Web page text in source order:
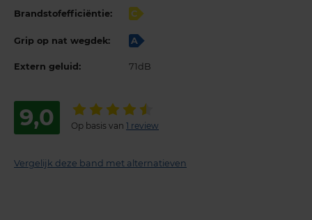
Brandstofefficiëntie: C
Grip op nat wegdek: A
Extern geluid: 71dB
9,0 Op basis van 1 review
Vergelijk deze band met alternatieven